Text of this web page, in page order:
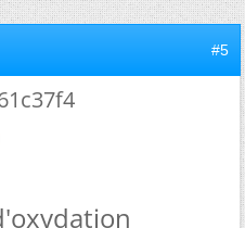
#5